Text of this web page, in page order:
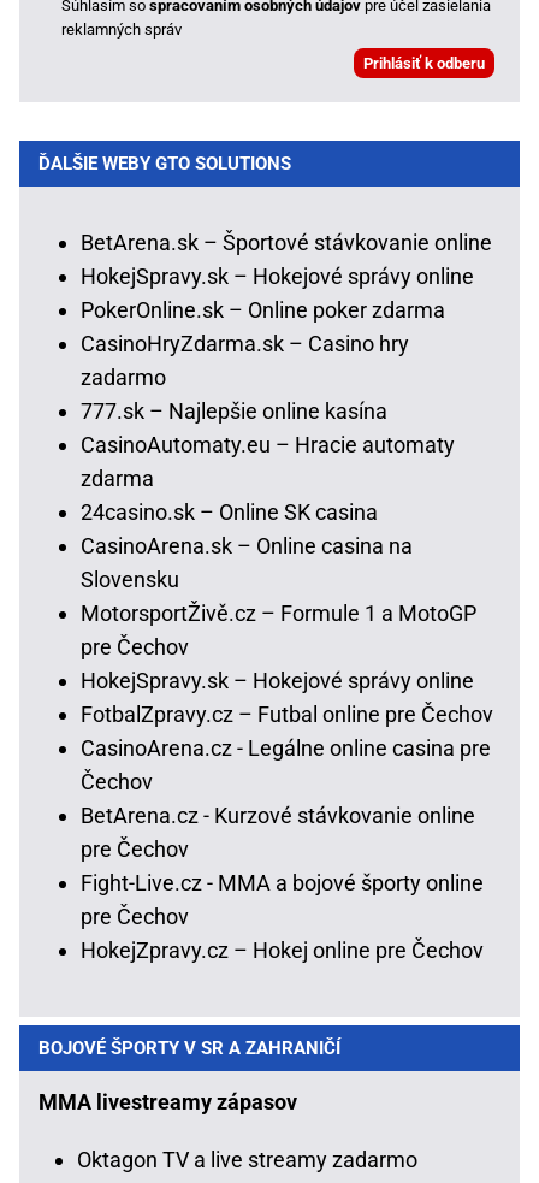
Súhlasím sospracovaním osobných údajov pre účel zasielania
reklamných správ
ĎALŠIE WEBY GTO SOLUTIONS
BetArena.sk – Športové stávkovanie online
HokejSpravy.sk – Hokejové správy online
PokerOnline.sk – Online poker zdarma
CasinoHryZdarma.sk – Casino hry
zadarmo
777.sk – Najlepšie online kasína
CasinoAutomaty.eu – Hracie automaty
zdarma
24casino.sk – Online SK casina
CasinoArena.sk – Online casina na
Slovensku
MotorsportŽivě.cz – Formule 1 a MotoGP
pre Čechov
HokejSpravy.sk – Hokejové správy online
FotbalZpravy.cz – Futbal online pre Čechov
CasinoArena.cz - Legálne online casina pre
Čechov
BetArena.cz - Kurzové stávkovanie online
pre Čechov
Fight-Live.cz - MMA a bojové športy online
pre Čechov
HokejZpravy.cz – Hokej online pre Čechov
BOJOVÉ ŠPORTY V SR A ZAHRANIČÍ
MMA livestreamy zápasov
Oktagon TV a live streamy zadarmo